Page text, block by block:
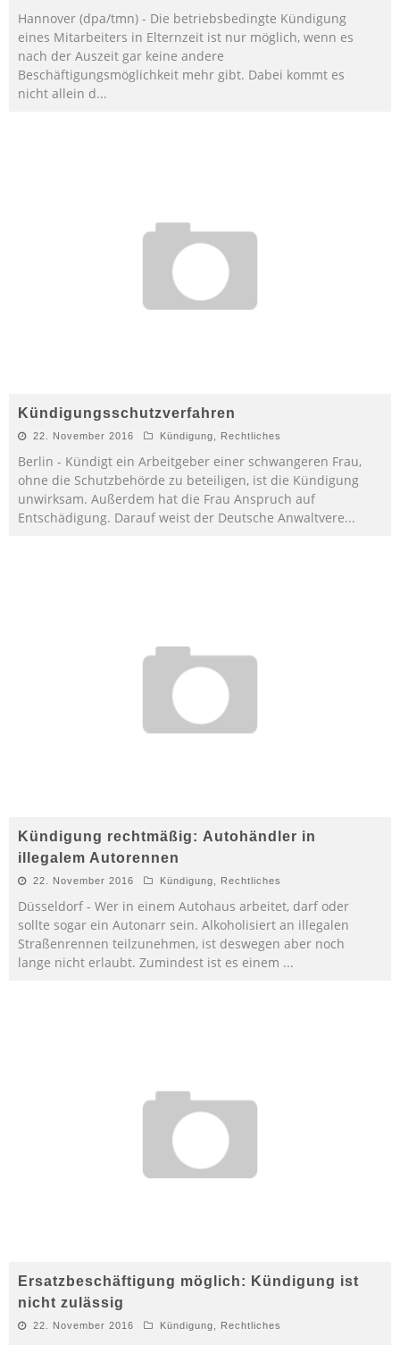
Hannover (dpa/tmn) - Die betriebsbedingte Kündigung
eines Mitarbeiters in Elternzeit ist nur möglich, wenn es
nach der Auszeit gar keine andere
Beschäftigungsmöglichkeit mehr gibt. Dabei kommt es
nicht allein d...
Kündigungsschutzverfahren
22. November 2016 Kündigung Rechtliches
Berlin - Kündigt ein Arbeitgeber einer schwangeren Frau,
ohne die Schutzbehörde zu beteiligen, ist die Kündigung
unwirksam. Außerdem hat die Frau Anspruch auf
Entschädigung. Darauf weist der Deutsche Anwaltvere...
Kündigung rechtmäßig: Autohändler in
illegalem Autorennen
22. November 2016 Kündigung Rechtliches
Düsseldorf - Wer in einem Autohaus arbeitet, darf oder
sollte sogar ein Autonarr sein. Alkoholisiert an illegalen
Straßenrennen teilzunehmen, ist deswegen aber noch
lange nicht erlaubt. Zumindest ist es einem ...
Ersatzbeschäftigung möglich: Kündigung ist
nicht zulässig
22. November 2016 Kündigung Rechtliches